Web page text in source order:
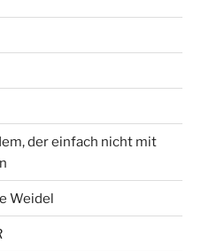
der einfach nicht mit
Weidel